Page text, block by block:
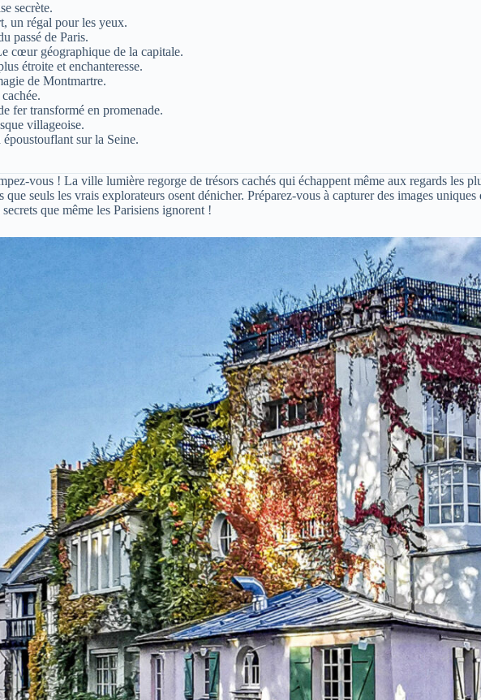
secrète.
un régal pour les yeux.
passé de Paris.
cœur géographique de la capitale.
étroite et enchanteresse.
de Montmartre.
fer transformé en promenade.
villageoise.
sur la Seine.
vous ! La ville lumière regorge de trésors cachés qui échappent même aux regards les
que seuls les vrais explorateurs osent dénicher. Préparez-vous à capturer des images uniques
que même les Parisiens ignorent !